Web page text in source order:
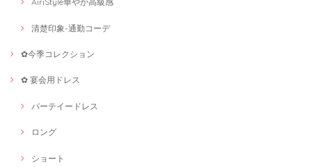
清楚印象-通勤コーデ
✿今季コレクション
✿ 宴会用ドレス
パーテイードレス
ロング
ショート